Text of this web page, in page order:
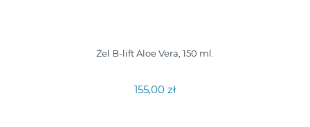
Żel B-lift Aloe Vera, 150 ml.
155,00 zł